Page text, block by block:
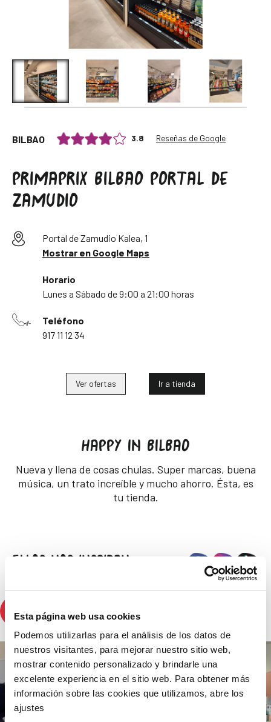
Esta página web usa cookies
Podemos utilizarlas para el análisis de los datos de
nuestros visitantes, para mejorar nuestro sitio web,
mostrar contenido personalizado y brindarle una
excelente experiencia en el sitio web. Para obtener más
información sobre las cookies que utilizamos, abre los
ajustes
BILBAO 3.8 Reseñas de Google
PRIMAPRIX BILBAO PORTAL DE
ZAMUDIO
Portal de Zamudio Kalea, 1
Mostrar en Google Maps
Horario
Lunes a Sábado de 9:00 a 21:00 horas
Teléfono
917 11 12 34
Ver ofertas Ir a tienda
HAPPY IN BILBAO
Nueva y llena de cosas chulas. Super marcas, buena
música, un trato increíble y mucho ahorro. Ésta, es
tu tienda.
ELLOS NOS INSPIRAN
Vender marcas a precio de outlet, nos hace diferentes. #primaprix
#outlet #buenosprecios